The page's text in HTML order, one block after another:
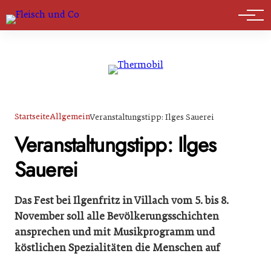
Marktführer
StartseiteAllgemeinVeranstaltungstipp: Ilges Sauerei
Veranstaltungstipp: Ilges
Sauerei
Das Fest bei Ilgenfritz in Villach vom 5. bis 8.
November soll alle Bevölkerungsschichten
ansprechen und mit Musikprogramm und
köstlichen Spezialitäten die Menschen auf